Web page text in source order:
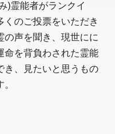
)霊能者がランクイ
くのご投票をいただき
の声を聞き、現世にに
命を背負わされた霊能
き、見たいと思うもの